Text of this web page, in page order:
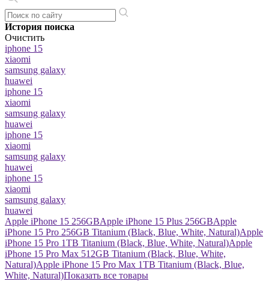
История поиска
Очистить
iphone 15
xiaomi
samsung galaxy
huawei
iphone 15
xiaomi
samsung galaxy
huawei
iphone 15
xiaomi
samsung galaxy
huawei
iphone 15
xiaomi
samsung galaxy
huawei
Apple iPhone 15 256GBApple iPhone 15 Plus 256GBApple
iPhone 15 Pro 256GB Titanium (Black, Blue, White, Natural)Apple
iPhone 15 Pro 1TB Titanium (Black, Blue, White, Natural)Apple
iPhone 15 Pro Max 512GB Titanium (Black, Blue, White,
Natural)Apple iPhone 15 Pro Max 1TB Titanium (Black, Blue,
White, Natural)Показать все товары